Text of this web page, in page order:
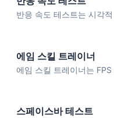
반응 속도 테스트는 시각
에임 스킬 트레이너
에임 스킬 트레이너는
스페이스바 테스트